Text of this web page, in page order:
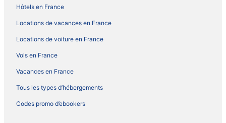
Hôtels en France
Locations de vacances en France
Locations de voiture en France
Vols en France
Vacances en France
Tous les types d’hébergements
Codes promo d’ebookers